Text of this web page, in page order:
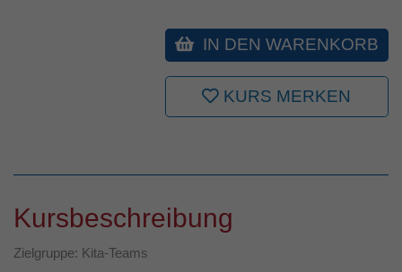
IN DEN WARENKORB
KURS MERKEN
Kursbeschreibung
Zielgruppe: Kita-Teams